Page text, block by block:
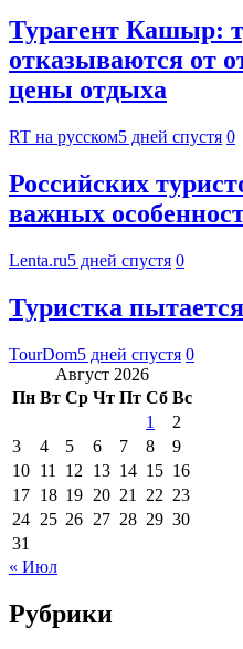
Турагент Кашыр:
отказываются от
цены отдыха
RT на русском5 дней спустя 0
Российских
важных
Lenta.ru5 дней спустя 0
Туристка
TourDom5 дней спустя 0
Август 2026
Пн Вт Ср Чт Пт Сб Вс
1
2
3
4 5 6 7 8
9
10 11 12 13 14 15 16
17 18 19 20 21 22 23
24 25 26 27 28 29 30
31
« Июл
Рубрики